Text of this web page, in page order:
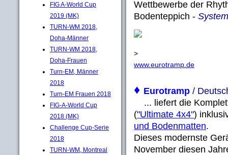
FIG A-World Cup
2019 (MK)
TURN-WM 2018,
Doha-Männer
TURN-WM 2018,
Doha-Frauen
Turn-EM, Männer
2018
Turn-EM Frauen 2018
FIG-A-World Cup
2018 (MK)
Challenge Cup-Serie
2018
TURN-WM, Montreal
Wettbewerbe der
Bodenteppich -
>
www.eurotramp.de
♦ Eurotramp /
... liefert die
("Ultimate 4x4")
und Bodenmatten.
Dieses modernste
November diesen